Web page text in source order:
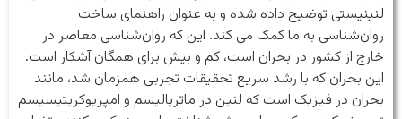
لنینیستی توضیح داده شده و به عنوان راهنمای ساخت
روان‌شناسی به ما کمک می کند. این که روان‌شناسی معاصر در
خارج از کشور در بحران است، کم و بیش برای همگان آشکار است.
این بحران که با رشد سریع تحقیقات تجربی همزمان شد، مانند
بحران در فیزیک است که لنین در ماتریالیسم و امپریوکریتیسیسم